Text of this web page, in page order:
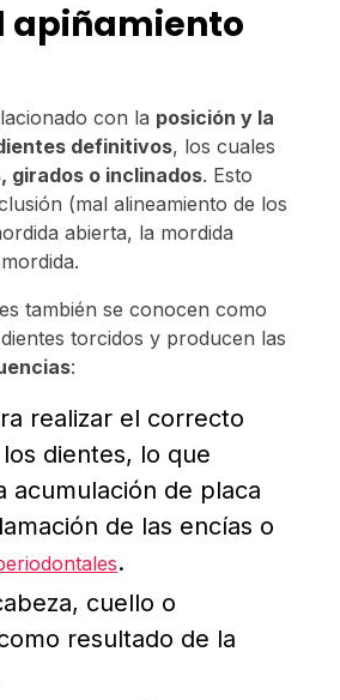
apiñamiento
con la posición y la
definitivos, los cuales
girados o inclinados. Esto
(mal alineamiento de los
abierta, la mordida
también se conocen como
torcidos y producen las
:
realizar el correcto
dientes, lo que
acumulación de placa
de las encías o
.
cuello o
resultado de la